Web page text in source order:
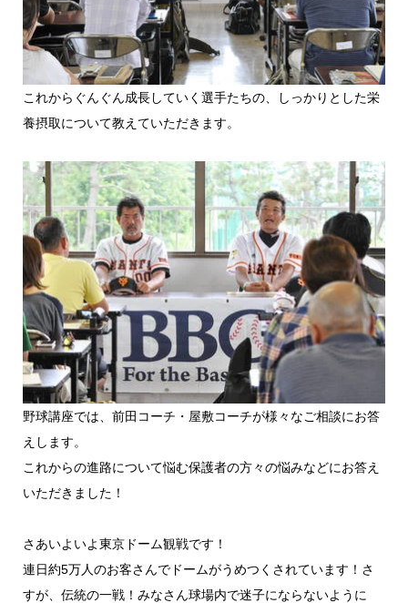
これからぐんぐん成長していく選手たちの、しっかりとした栄
養摂取について教えていただきます。
野球講座では、前田コーチ・屋敷コーチが様々なご相談にお答
えします。
これからの進路について悩む保護者の方々の悩みなどにお答え
いただきました！
さあいよいよ東京ドーム観戦です！
連日約5万人のお客さんでドームがうめつくされています！さ
すが、伝統の一戦！みなさん球場内で迷子にならないように